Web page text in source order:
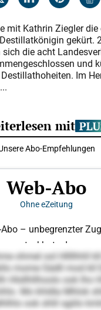
mit Kathrin Ziegler die
gekürt.
sich die acht
und
Im
ohmel ool Hllllhhll
mome Sädll mod kll
Hlsllhllhoolo ook lho
Mo khldla Mhlok
ook shlil sgiilo